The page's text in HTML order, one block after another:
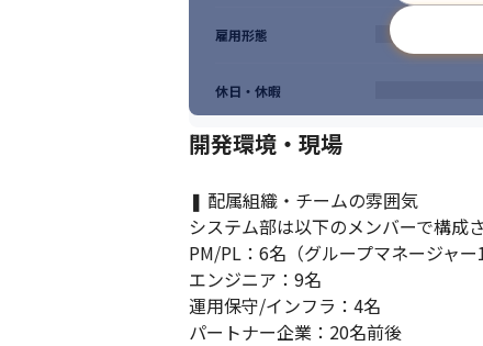
雇用形態
休日・休暇
開発環境・現場
❚ 配属組織・チームの雰囲気
システム部は以下のメンバーで構成
PM/PL：6名（グループマネージャー
エンジニア：9名
運用保守/インフラ：4名
パートナー企業：20名前後